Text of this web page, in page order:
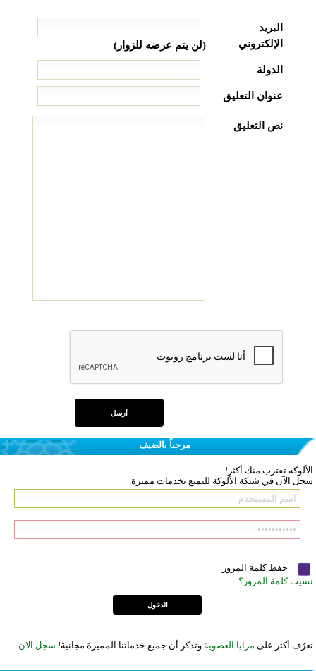
البريد
الإلكتروني
(لن يتم عرضه للزوار)
الدولة
عنوان التعليق
نص التعليق
مرحباً بالضيف
الألوكة تقترب منك أكثر!
سجل الآن في شبكة الألوكة للتمتع بخدمات مميزة.
حفظ كلمة المرور
نسيت كلمة المرور؟
تعرّف أكثر على مزايا العضوية وتذكر أن جميع خدماتنا المميزة مجانية! سجل الآن.